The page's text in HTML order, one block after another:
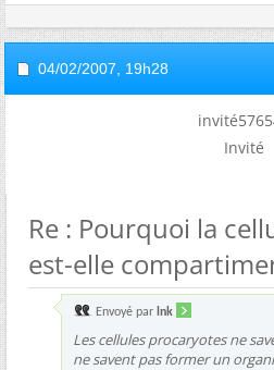
04/02/2007, 19h28
Invité
Re : Pourquoi la
est-elle
Envoyé par lnk
Les cellules procaryotes ne
ne savent pas former un